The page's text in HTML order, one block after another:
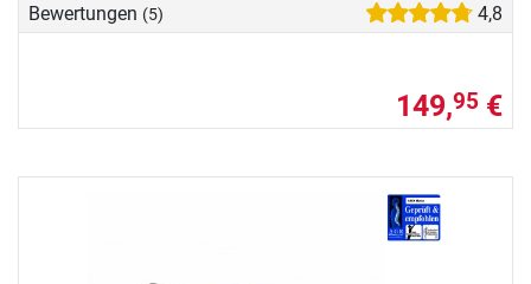
Bewertungen (5) 4,8
149,95 €